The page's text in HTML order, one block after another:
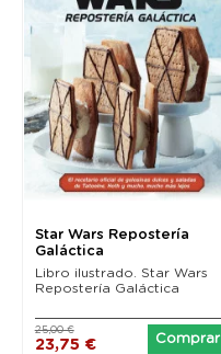
Star Wars Repostería
Galáctica
Libro ilustrado. Star Wars
Repostería Galáctica
23,75 €
25,00 €
Comprar